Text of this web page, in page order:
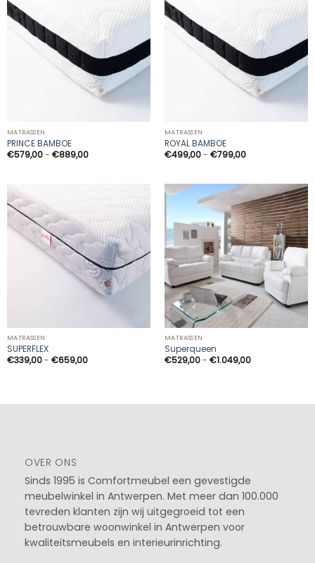
MATRASSEN
PRINCE BAMBOE
€579,00- €889,00Prijsklasse:
€579,00
MATRASSEN
ROYAL BAMBOE
€499,00- €799,00Prijsklasse:
€499,00
MATRASSEN
SUPERFLEX
€339,00- €659,00Prijsklasse:
€339,00
MATRASSEN
Superqueen
€529,00- €1.049,00Prijsklasse:
€529,00
OVER ONS
Sinds 1995 is Comfortmeubel een gevestigde
meubelwinkel in Antwerpen. Met meer dan 100.000
tevreden klanten zijn wij uitgegroeid tot een
betrouwbare woonwinkel in Antwerpen voor
kwaliteitsmeubels en interieurinrichting.